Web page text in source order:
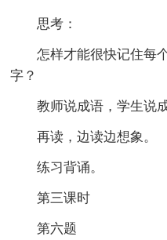
思考：
怎样才能很快记住每
字？
教师说成语，学生说
再读，边读边想象。
练习背诵。
第三课时
第六题